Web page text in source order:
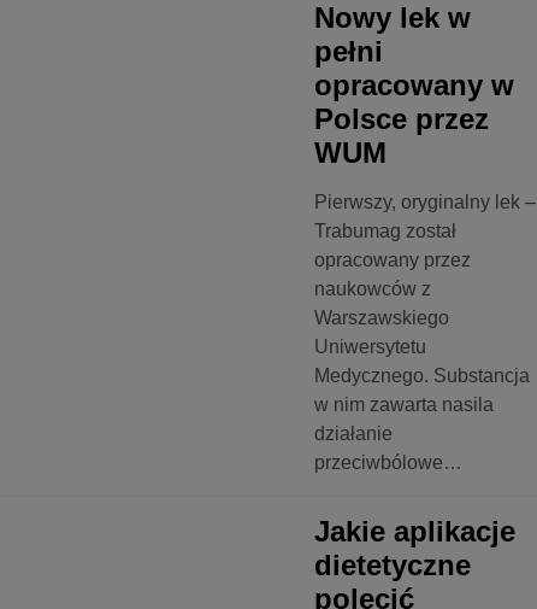
Nowy lek w
pełni
opracowany w
Polsce przez
WUM
Pierwszy, oryginalny lek –
Trabumag został
opracowany przez
naukowców z
Warszawskiego
Uniwersytetu
Medycznego. Substancja
w nim zawarta nasila
działanie
przeciwbólowe…
Jakie aplikacje
dietetyczne
polecić